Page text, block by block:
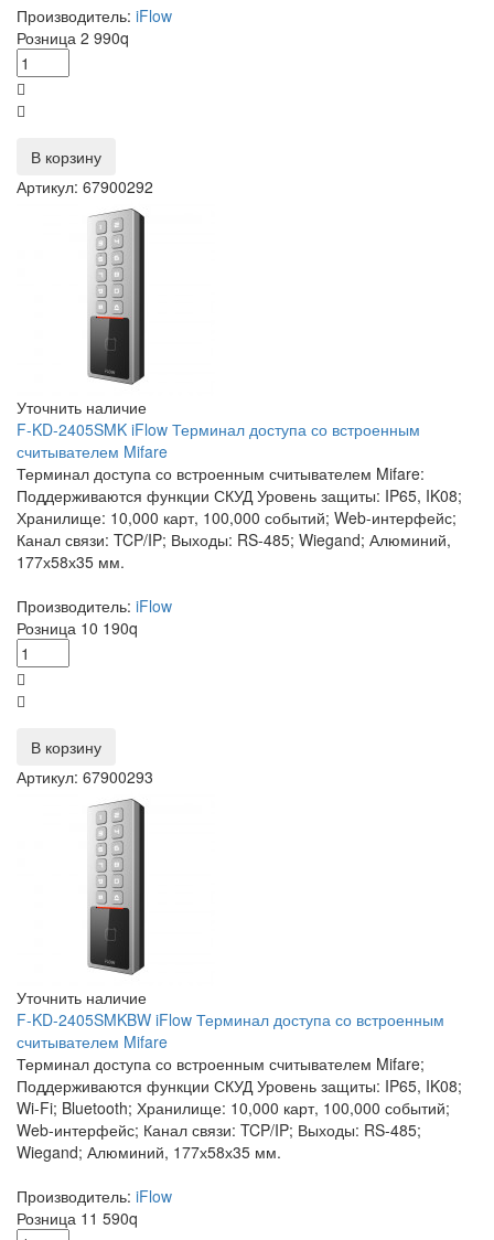
Производитель: iFlow
Розница 2 990q
В корзину
Артикул: 67900292
Уточнить наличие
F-KD-2405SMK iFlow Терминал доступа со встроенным
считывателем Mifare
Терминал доступа со встроенным считывателем Mifare:
Поддерживаются функции СКУД Уровень защиты: IP65, IK08;
Хранилище: 10,000 карт, 100,000 событий; Web-интерфейс;
Канал связи: TCP/IP; Выходы: RS-485; Wiegand; Алюминий,
177х58х35 мм.
Производитель: iFlow
Розница 10 190q
В корзину
Артикул: 67900293
Уточнить наличие
F-KD-2405SMKBW iFlow Терминал доступа со встроенным
считывателем Mifare
Терминал доступа со встроенным считывателем Mifare;
Поддерживаются функции СКУД Уровень защиты: IP65, IK08;
Wi-Fi; Bluetooth; Хранилище: 10,000 карт, 100,000 событий;
Web-интерфейс; Канал связи: TCP/IP; Выходы: RS-485;
Wiegand; Алюминий, 177х58х35 мм.
Производитель: iFlow
Розница 11 590q